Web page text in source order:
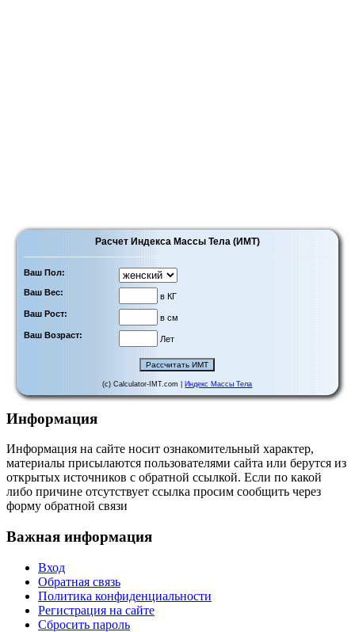
Расчет Индекса Массы Тела (ИМТ)
Ваш Пол:
Ваш Вес:
в КГ
Ваш Рост:
в см
Ваш Возраст:
Лет
(c) Calculator-IMT.com | Индекс Массы Тела
Информация
Информация на сайте носит ознакомительный характер,
материалы присылаются пользователями сайта или берутся из
открытых источников с обратной ссылкой. Если по какой
либо причине отсутствует ссылка просим сообщить через
форму обратной связи
Важная информация
Вход
Обратная связь
Политика конфиденциальности
Регистрация на сайте
Сбросить пароль